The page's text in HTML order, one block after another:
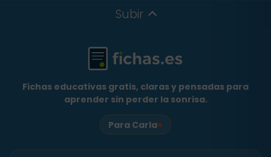
Subir
Fichas educativas gratis, claras y pensadas para
aprender sin perder la sonrisa.
Para Carla♥